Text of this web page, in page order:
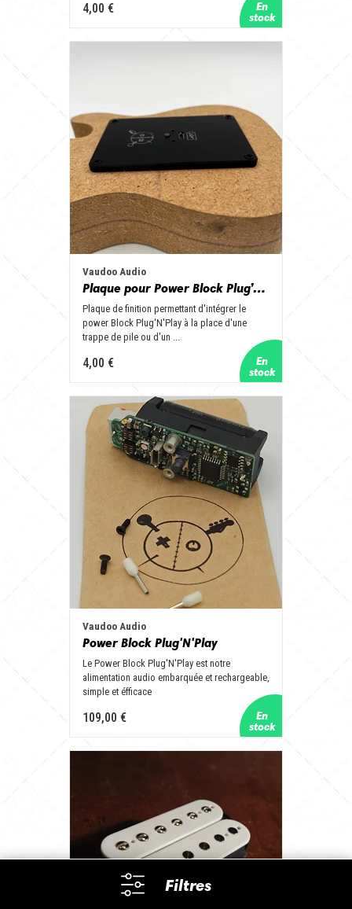
Filtres
4,00 €
Vaudoo Audio
Plaque pour Power Block Plug’N’Play
Plaque de finition permettant d'intégrer le
power Block Plug'N'Play à la place d'une
trappe de pile ou d'un ...
4,00 €
Vaudoo Audio
Power Block Plug'N'Play
Le Power Block Plug'N'Play est notre
alimentation audio embarquée et rechargeable,
simple et éfficace
109,00 €